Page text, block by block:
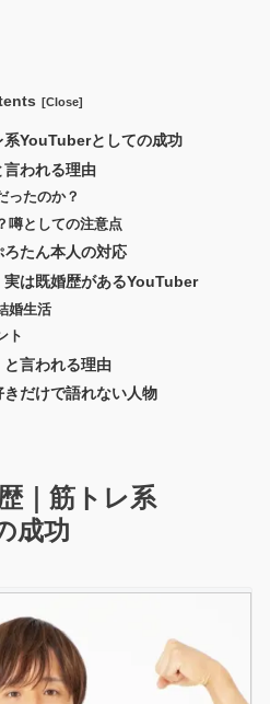
YouTuberとしての成功
われる理由
ったのか？
噂としての注意点
たん本人の対応
は既婚歴があるYouTuber
婚生活
ト
言われる理由
だけで語れない人物
｜筋トレ系
成功